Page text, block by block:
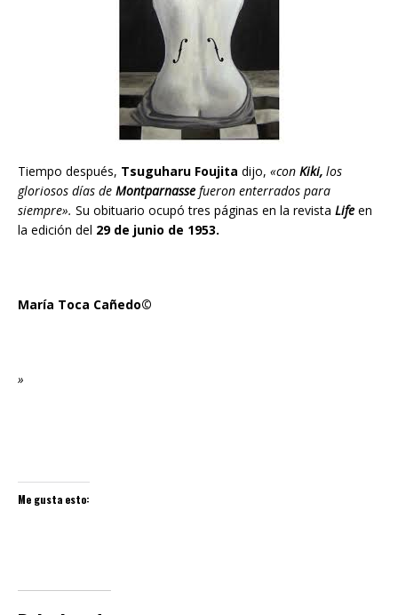
Tiempo después, Tsuguharu Foujita dijo, «con Kiki, los
gloriosos días de Montparnasse fueron enterrados para
siempre». Su obituario ocupó tres páginas en la revista Life en
la edición del 29 de junio de 1953.
María Toca Cañedo©
»
Me gusta esto: